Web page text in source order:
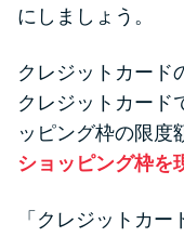
にしましょう。
クレジットカード
クレジットカード
ッピング枠の限度
ショッピング枠を
「クレジットカ